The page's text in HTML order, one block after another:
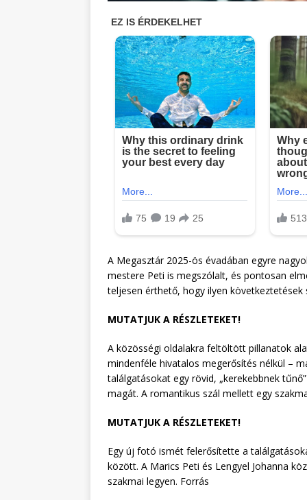
A Megasztár 2025-ös évadában egyre
mestere Peti is megszólalt, és pontosan
teljesen érthető, hogy ilyen következtetések
MUTATJUK A RÉSZLETEKET!
A közösségi oldalakra feltöltött pillanatok
mindenféle hivatalos megerősítés nélkül –
találgatásokat egy rövid, „kerekebbnek
magát. A romantikus szál mellett egy
MUTATJUK A RÉSZLETEKET!
Egy új fotó ismét felerősítette a
között. A Marics Peti és Lengyel Johanna
szakmai legyen. Forrás